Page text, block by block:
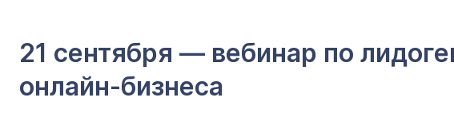
21 сентября — вебинар по
онлайн-бизнеса